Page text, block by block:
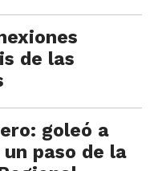
de las
goleó a
paso de la